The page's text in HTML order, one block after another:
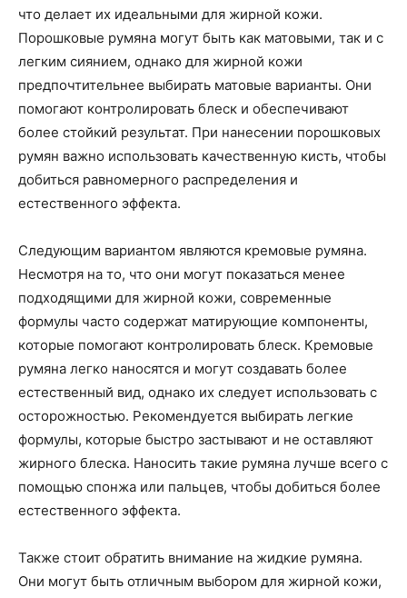
что делает их идеальными для жирной кожи.
Порошковые румяна могут быть как матовыми, так и с
легким сиянием, однако для жирной кожи
предпочтительнее выбирать матовые варианты. Они
помогают контролировать блеск и обеспечивают
более стойкий результат. При нанесении порошковых
румян важно использовать качественную кисть, чтобы
добиться равномерного распределения и
естественного эффекта.
Следующим вариантом являются кремовые румяна.
Несмотря на то, что они могут показаться менее
подходящими для жирной кожи, современные
формулы часто содержат матирующие компоненты,
которые помогают контролировать блеск. Кремовые
румяна легко наносятся и могут создавать более
естественный вид, однако их следует использовать с
осторожностью. Рекомендуется выбирать легкие
формулы, которые быстро застывают и не оставляют
жирного блеска. Наносить такие румяна лучше всего с
помощью спонжа или пальцев, чтобы добиться более
естественного эффекта.
Также стоит обратить внимание на жидкие румяна.
Они могут быть отличным выбором для жирной кожи,